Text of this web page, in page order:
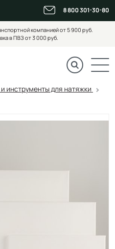
8 800 301-30-80
компанией от 5 900 руб.
в ПВЗ от 3 000 руб.
инструменты для натяжки